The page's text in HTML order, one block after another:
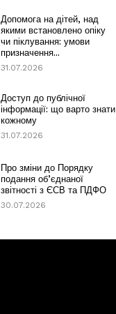
Допомога на дітей, над
якими встановлено опіку
чи піклування: умови
призначення...
31.07.2026
Доступ до публічної
інформації: що варто знати
кожному
31.07.2026
Про зміни до Порядку
подання об’єднаної
звітності з ЄСВ та ПДФО
30.07.2026